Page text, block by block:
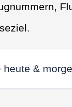
heute &